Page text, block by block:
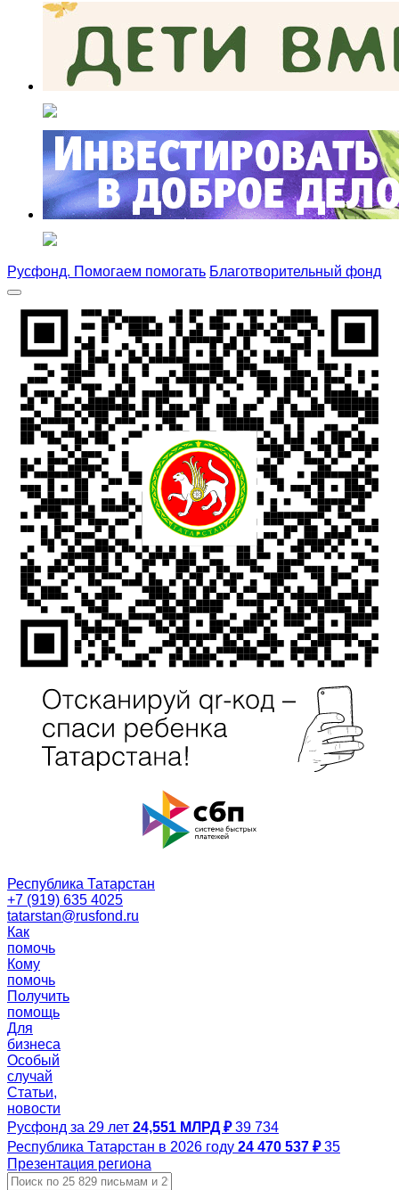
Русфонд. Помогаем помогать Благотворительный фонд
Республика Татарстан
+7 (919) 635 4025
tatarstan@rusfond.ru
Как
помочь
Кому
помочь
Получить
помощь
Для
бизнеса
Особый
случай
Статьи,
новости
Русфонд за 29 лет 24,551 МЛРД ₽ 39 734
Республика Татарстан в 2026 году 24 470 537 ₽ 35
Презентация региона